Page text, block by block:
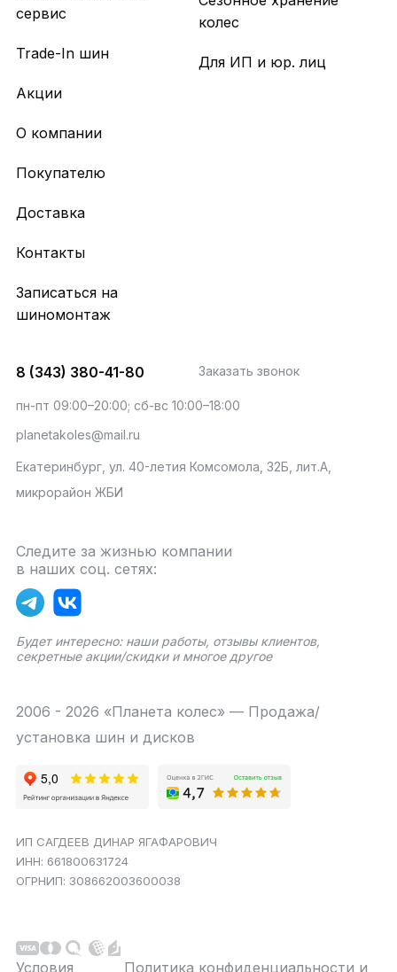
сервис
Trade-In шин
Акции
колес
Для ИП и юр. лиц
О компании
Покупателю
Доставка
Контакты
Записаться на
шиномонтаж
8 (343) 380-41-80 Заказать звонок
пн-пт 09:00–20:00; сб-вс 10:00–18:00
planetakoles@mail.ru
Екатеринбург, ул. 40-летия Комсомола, 32Б, лит.А,
микрорайон ЖБИ
Следите за жизнью компании
в наших соц. сетях:
Будет интересно: наши работы, отзывы клиентов,
секретные акции/скидки и многое другое
2006 - 2026 «Планета колес» — Продажа/
установка шин и дисков
ИП САГДЕЕВ ДИНАР ЯГАФАРОВИЧ
ИНН: 661800631724
ОГРНИП: 308662003600038
Условия Политика конфиденциальности и